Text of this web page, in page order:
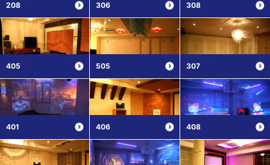
208 306 308
405 505 307
401 406 408